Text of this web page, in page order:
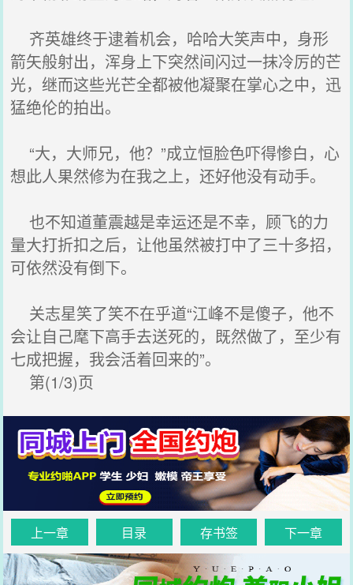
齐英雄终于逮着机会，哈哈大笑声中，身形
箭矢般射出，浑身上下突然间闪过一抹冷厉的芒
光，继而这些光芒全都被他凝聚在掌心之中，迅
猛绝伦的拍出。
“大，大师兄，他？”成立恒脸色吓得惨白，心
想此人果然修为在我之上，还好他没有动手。
也不知道董震越是幸运还是不幸，顾飞的力
量大打折扣之后，让他虽然被打中了三十多招，
可依然没有倒下。
关志星笑了笑不在乎道“江峰不是傻子，他不
会让自己麾下高手去送死的，既然做了，至少有
七成把握，我会活着回来的”。
第(1/3)页
上一章 目录 存书签 下一章